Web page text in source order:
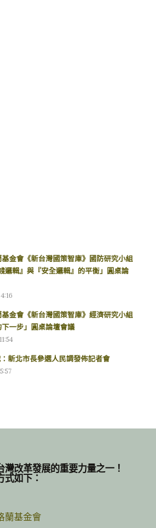
金會《新台灣國策智庫》國防研究小組
邏輯』與『安全邏輯』的平衡」圓桌論
金會《新台灣國策智庫》經濟研究小組
下一步」圓桌論壇會議
新北市長參選人民調發佈記者會
改革發展的重要力量之一！
式如下：
蘭基金會